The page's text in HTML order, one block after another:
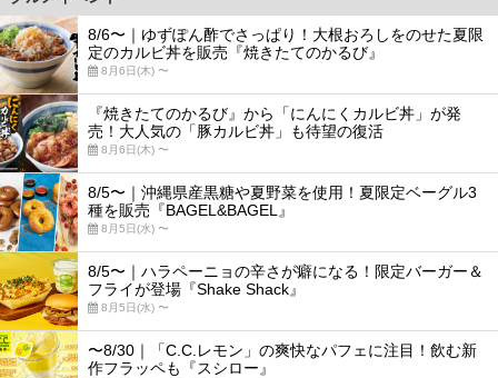
8/6〜｜ゆずぽん酢でさっぱり！大根おろしをのせた夏限
定のカルビ丼を販売『焼きたてのかるび』
8月6日(木) 〜
『焼きたてのかるび』から「にんにくカルビ丼」が発
売！大人気の「豚カルビ丼」も待望の復活
8月6日(木) 〜
8/5〜｜沖縄県産黒糖や夏野菜を使用！夏限定ベーグル3
種を販売『BAGEL&BAGEL』
8月5日(水) 〜
8/5〜｜ハラペーニョの辛さが癖になる！限定バーガー＆
フライが登場『Shake Shack』
8月5日(水) 〜
〜8/30｜「C.C.レモン」の爽快なパフェに注目！飲む新
作フラッペも『スシロー』